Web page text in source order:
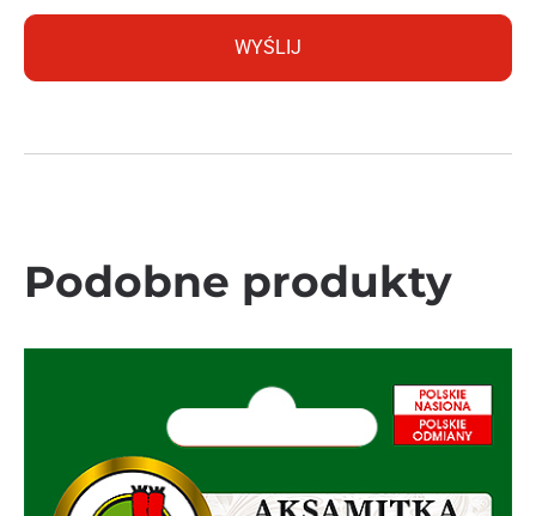
Podobne produkty